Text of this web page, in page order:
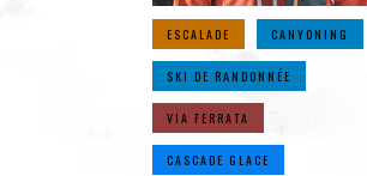
ESCALADE CANYONING
SKI DE RANDONNÉE
VIA FERRATA
CASCADE GLACE